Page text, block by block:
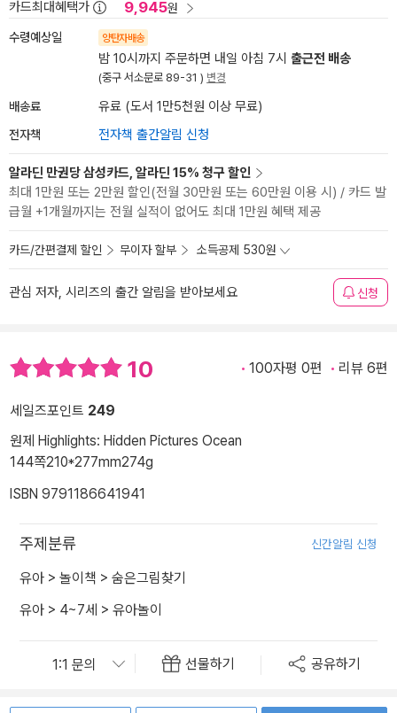
카드최대혜택가 9,945원
수령예상일 양탄자배송
밤 10시까지 주문하면 내일 아침 7시 출근전 배송
(중구 서소문로 89-31 ) 변경
배송료 유료 (도서 1만5천원 이상 무료)
전자책 전자책 출간알림 신청
알라딘 만권당 삼성카드, 알라딘 15% 청구 할인
최대 1만원 또는 2만원 할인(전월 30만원 또는 60만원 이용 시) / 카드 발
급월 +1개월까지는 전월 실적이 없어도 최대 1만원 혜택 제공
카드/간편결제 할인 무이자 할부 소득공제 530원
관심 저자, 시리즈의 출간 알림을 받아보세요 신청
10 100자평 0편 리뷰 6편
세일즈포인트 249
원제 Highlights: Hidden Pictures Ocean
144쪽210*277mm274g
ISBN 9791186641941
주제분류 신간알림 신청
유아 > 놀이책 > 숨은그림찾기
유아 > 4~7세 > 유아놀이
선물하기 공유하기